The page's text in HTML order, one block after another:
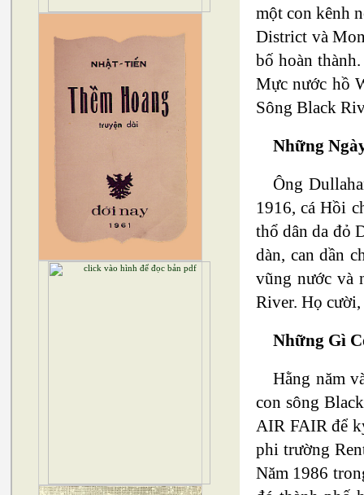
một con kênh
District và
bố hoàn
Mực nước hồ
Sông Black
Những
Ông
1916, cá Hồi
thổ dân da đỏ
dàn, can dần
vũng nước và
River. Họ cười,
Những Gì
Hằng năm
con sông
AIR FAIR để
phi trường
Năm 1986